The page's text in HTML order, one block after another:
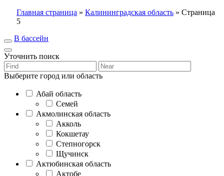
Главная страница » Калининградская область » Страница
5
В бассейн
Уточнить поиск
Выберите город или область
Абай область
Семей
Акмолинская область
Акколь
Кокшетау
Степногорск
Щучинск
Актюбинская область
Актобе